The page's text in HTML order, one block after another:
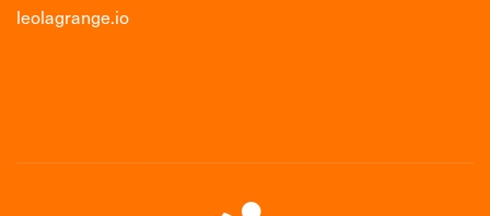
leolagrange.io